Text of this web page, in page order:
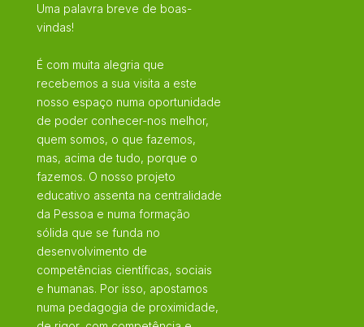
Uma palavra breve de boas-
vindas!
É com muita alegria que
recebemos a sua visita a este
nosso espaço numa oportunidade
de poder conhecer-nos melhor,
quem somos, o que fazemos,
mas, acima de tudo, porque o
fazemos. O nosso projeto
educativo assenta na centralidade
da Pessoa e numa formação
sólida que se funda no
desenvolvimento de
competências científicas, sociais
e humanas. Por isso, apostamos
numa pedagogia de proximidade,